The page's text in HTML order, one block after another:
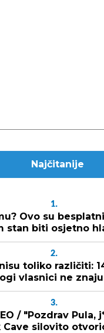
Najčitanije
1.
Ovo su
stan biti osjetno
2.
toliko različiti:
vlasnici ne znaju
3.
/ "Pozdrav Pula,
Cave silovito